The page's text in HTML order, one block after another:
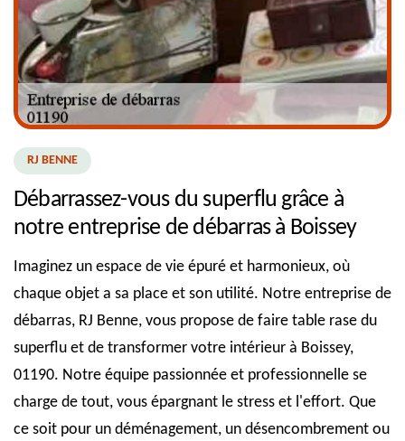
RJ BENNE
Débarrassez-vous du superflu grâce à
notre entreprise de débarras à Boissey
Imaginez un espace de vie épuré et harmonieux, où
chaque objet a sa place et son utilité. Notre entreprise de
débarras, RJ Benne, vous propose de faire table rase du
superflu et de transformer votre intérieur à Boissey,
01190. Notre équipe passionnée et professionnelle se
charge de tout, vous épargnant le stress et l'effort. Que
ce soit pour un déménagement, un désencombrement ou